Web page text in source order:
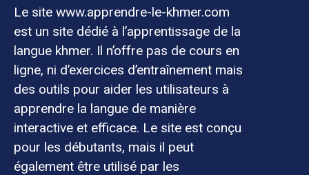
Le site www.apprendre-le-khmer.com
est un site dédié à l’apprentissage de la
langue khmer. Il n’offre pas de cours en
ligne, ni d’exercices d’entraînement mais
des outils pour aider les utilisateurs à
apprendre la langue de manière
interactive et efficace. Le site est conçu
pour les débutants, mais il peut
également être utilisé par les